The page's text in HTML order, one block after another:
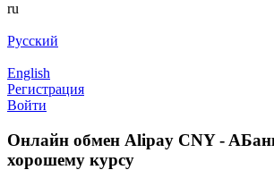
ru
Русский
English
Регистрация
Войти
Онлайн обмен Alipay CNY -
хорошему курсу